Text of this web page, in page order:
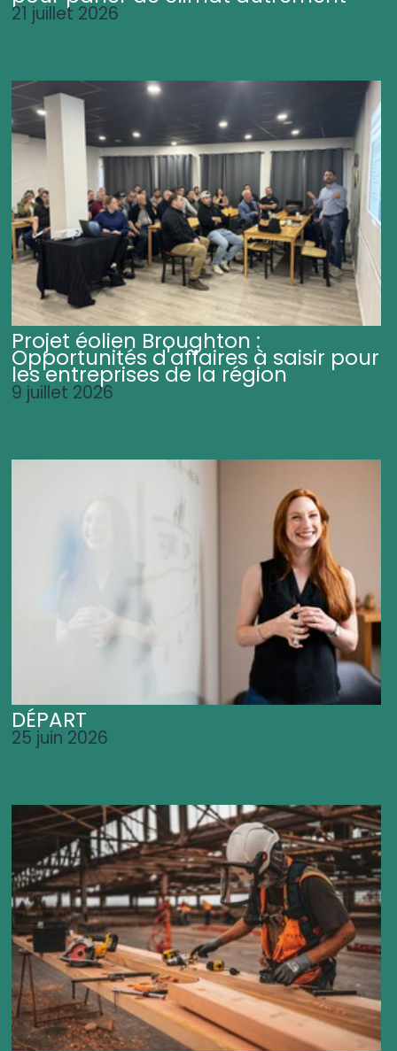
21 juillet 2026
Projet éolien Broughton :
Opportunités d'affaires à saisir pour
les entreprises de la région
9 juillet 2026
DÉPART
25 juin 2026